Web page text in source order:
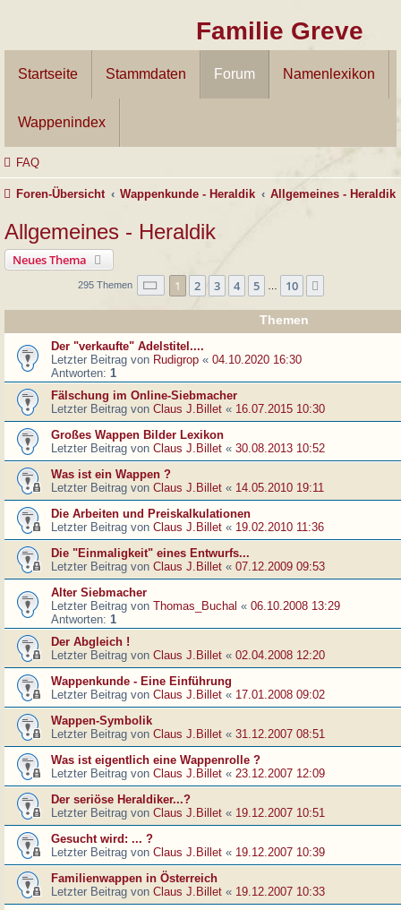
Familie Greve
Startseite Stammdaten Forum Namenlexikon
Wappenindex
FAQ
Foren-Übersicht Wappenkunde - Heraldik Allgemeines - Heraldik
Allgemeines - Heraldik
Neues Thema
295 Themen Seite 1von 10
1 2 3 4 5 10
Themen
Der "verkaufte" Adelstitel....
Letzter Beitrag von Rudigrop « 04.10.2020 16:30
Antworten: 1
Fälschung im Online-Siebmacher
Letzter Beitrag von Claus J.Billet « 16.07.2015 10:30
Großes Wappen Bilder Lexikon
Letzter Beitrag von Claus J.Billet « 30.08.2013 10:52
Was ist ein Wappen ?
Letzter Beitrag von Claus J.Billet « 14.05.2010 19:11
Die Arbeiten und Preiskalkulationen
Letzter Beitrag von Claus J.Billet « 19.02.2010 11:36
Die "Einmaligkeit" eines Entwurfs...
Letzter Beitrag von Claus J.Billet « 07.12.2009 09:53
Alter Siebmacher
Letzter Beitrag von Thomas_Buchal « 06.10.2008 13:29
Antworten: 1
Der Abgleich !
Letzter Beitrag von Claus J.Billet « 02.04.2008 12:20
Wappenkunde - Eine Einführung
Letzter Beitrag von Claus J.Billet « 17.01.2008 09:02
Wappen-Symbolik
Letzter Beitrag von Claus J.Billet « 31.12.2007 08:51
Was ist eigentlich eine Wappenrolle ?
Letzter Beitrag von Claus J.Billet « 23.12.2007 12:09
Der seriöse Heraldiker...?
Letzter Beitrag von Claus J.Billet « 19.12.2007 10:51
Gesucht wird: ... ?
Letzter Beitrag von Claus J.Billet « 19.12.2007 10:39
Familienwappen in Österreich
Letzter Beitrag von Claus J.Billet « 19.12.2007 10:33